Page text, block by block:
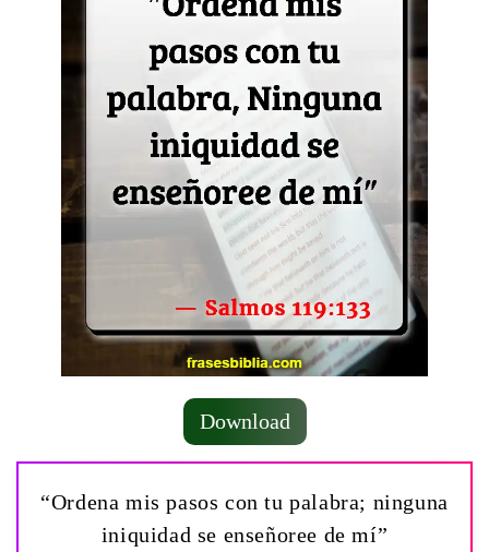
Download
“Ordena mis pasos con tu palabra; ninguna
iniquidad se enseñoree de mí”